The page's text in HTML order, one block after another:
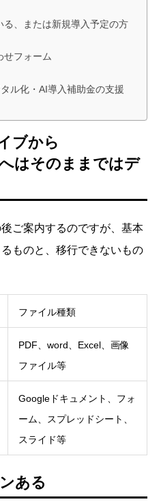
、または新規導入予定の方
せフォーム
ル化・AI導入補助金の支援
ブから
はそのままではデ
ご案内するのですが、基本
ものと、移行できないもの
ファイル種類
PDF、word、Excel、画像
ファイル等
Googleドキュメント、フォ
ーム、スプレッドシート、
スライド等
ある